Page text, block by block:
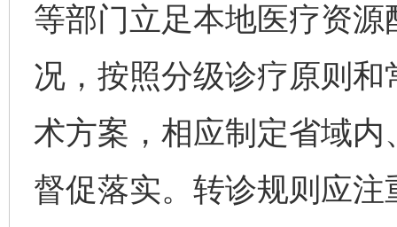
等部门立足本地医疗资
况，按照分级诊疗原则
术方案，相应制定省域
督促落实。转诊规则应